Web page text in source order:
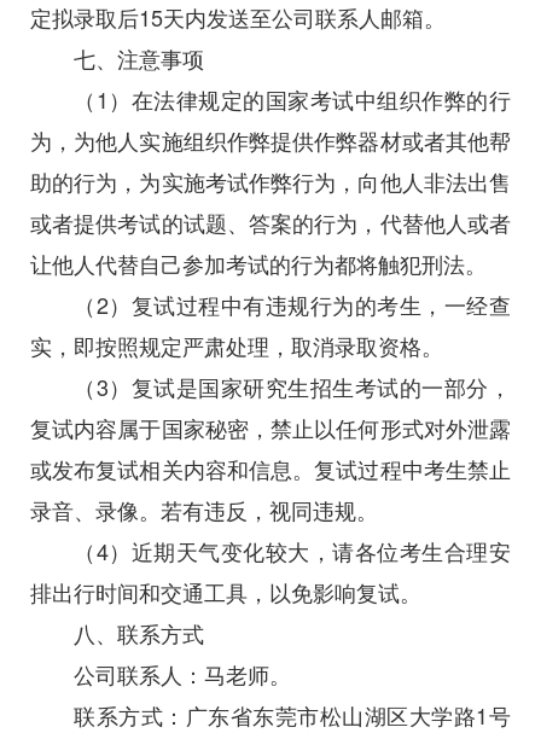
定拟录取后15天内发送至公司联系人邮箱。
七、注意事项
（1）在法律规定的国家考试中组织作弊的行
为，为他人实施组织作弊提供作弊器材或者其他帮
助的行为，为实施考试作弊行为，向他人非法出售
或者提供考试的试题、答案的行为，代替他人或者
让他人代替自己参加考试的行为都将触犯刑法。
（2）复试过程中有违规行为的考生，一经查
实，即按照规定严肃处理，取消录取资格。
（3）复试是国家研究生招生考试的一部分，
复试内容属于国家秘密，禁止以任何形式对外泄露
或发布复试相关内容和信息。复试过程中考生禁止
录音、录像。若有违反，视同违规。
（4）近期天气变化较大，请各位考生合理安
排出行时间和交通工具，以免影响复试。
八、联系方式
公司联系人：马老师。
联系方式：广东省东莞市松山湖区大学路1号